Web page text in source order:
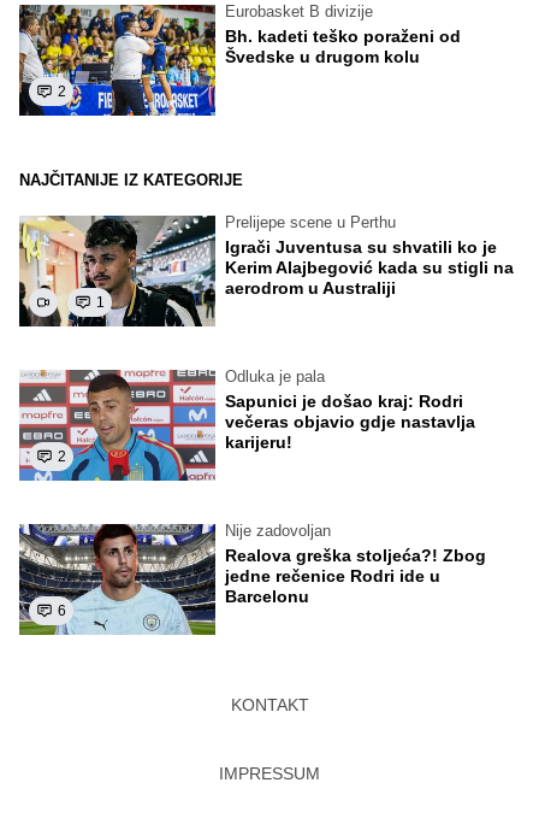
2
Eurobasket B divizije
Bh. kadeti teško poraženi od
Švedske u drugom kolu
NAJČITANIJE IZ KATEGORIJE
1
Prelijepe scene u Perthu
Igrači Juventusa su shvatili ko je
Kerim Alajbegović kada su stigli na
aerodrom u Australiji
2
Odluka je pala
Sapunici je došao kraj: Rodri
večeras objavio gdje nastavlja
karijeru!
6
Nije zadovoljan
Realova greška stoljeća?! Zbog
jedne rečenice Rodri ide u
Barcelonu
KONTAKT
IMPRESSUM